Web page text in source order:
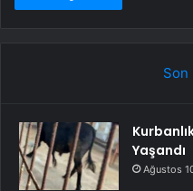
Son
Yaşandı
Ağustos